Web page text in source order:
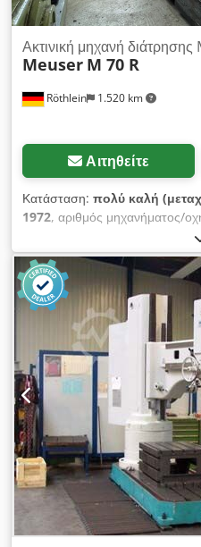
Röthlein 1.520 km
Ακτινική μηχανή
Meuser M 70 R
Αιτηθείτε
Κατάσταση: πολύ καλή
1972, αριθμός μηχανήματος/
Κατασκευαστής Meuser
1970 Κατάσταση πολύ καλή
1800 mm Βάση άξονα
max. 120 Μέγεθος τραπεζιού
700x700x500 mm Βάρος 8000
Dkedpjlp Iqmofx Ai Ujr
σχέδιο